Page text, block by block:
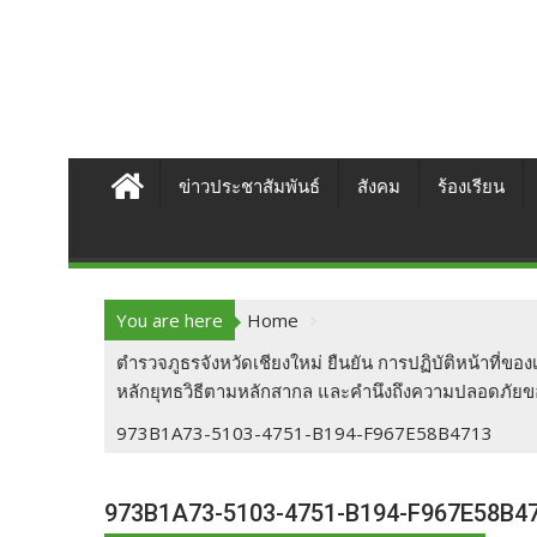
ข่าวประชาสัมพันธ์ สังคม ร้องเรียน
You are here
Home
ตำรวจภูธรจังหวัดเชียงใหม่ ยืนยัน การปฏิบัติหน้าที่ข
หลักยุทธวิธีตามหลักสากล และคำนึงถึงความปลอดภัย
973B1A73-5103-4751-B194-F967E58B4713
973B1A73-5103-4751-B194-